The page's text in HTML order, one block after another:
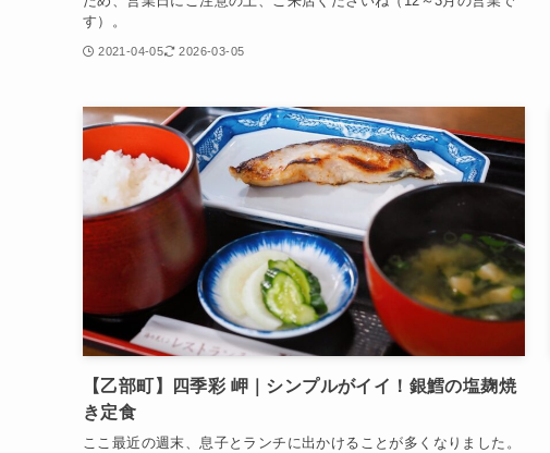
す）。
2021-04-05 2026-03-05
【乙部町】四季彩 岬｜シンプルがイイ！銀鱈の塩麹焼
き定食
ここ最近の週末、息子とランチに出かけることが多くなりました。